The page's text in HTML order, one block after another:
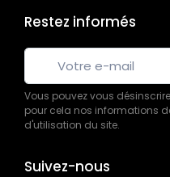
Restez informés
Vous pouvez vous
pour cela nos informations
d'utilisation du site.
Suivez-nous